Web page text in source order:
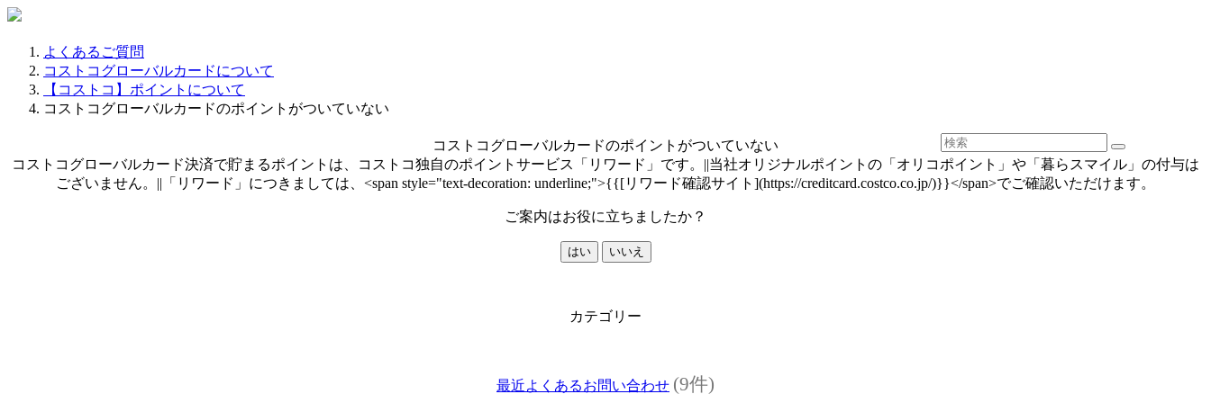
よくあるご質問
コストコグローバルカードについて
【コストコ】ポイントについて
コストコグローバルカードのポイントがついていない
コストコグローバルカードのポイントがついていない
コストコグローバルカード決済で貯まるポイントは、コストコ独自のポイントサービス「リワード」です。||当社オリジナルポイントの「オリコポイント」や「暮らスマイル」の付与は
ございません。||「リワード」につきましては、<span style="text-decoration: underline;">{{[リワード確認サイト](https://creditcard.costco.co.jp/)}}</span>でご確認いただけます。
ご案内はお役に立ちましたか？
はい いいえ
カテゴリー
最近よくあるお問い合わせ (9件)